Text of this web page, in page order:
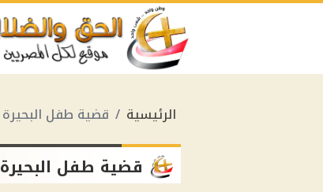
الرئيسية قضية طفل البحيرة
قضية طفل البحيرة